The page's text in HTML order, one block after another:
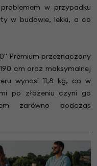
w przypadku
w budowie, lekki, a co
Premium przeznaczony
cm oraz maksymalnej
wynosi 11,8 kg, co w
po złożeniu czyni go
zarówno podczas